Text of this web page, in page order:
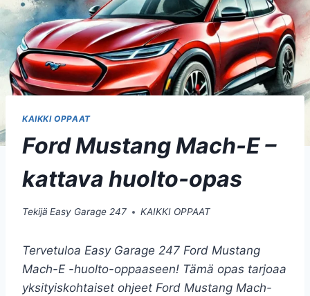
KAIKKI OPPAAT
Ford Mustang Mach-E –
kattava huolto-opas
Tekijä Easy Garage 247 KAIKKI OPPAAT
Tervetuloa Easy Garage 247 Ford Mustang
Mach-E -huolto-oppaaseen! Tämä opas tarjoaa
yksityiskohtaiset ohjeet Ford Mustang Mach-